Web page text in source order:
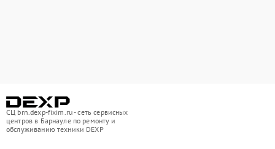
СЦ brn.dexp-fixim.ru - сеть сервисных
центров в Барнауле по ремонту и
обслуживанию техники DEXP